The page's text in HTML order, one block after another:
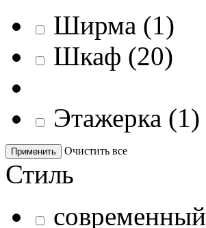
Ширма (1)
Шкаф (20)
Этажерка (1)
Применить Очистить все
Стиль
современный